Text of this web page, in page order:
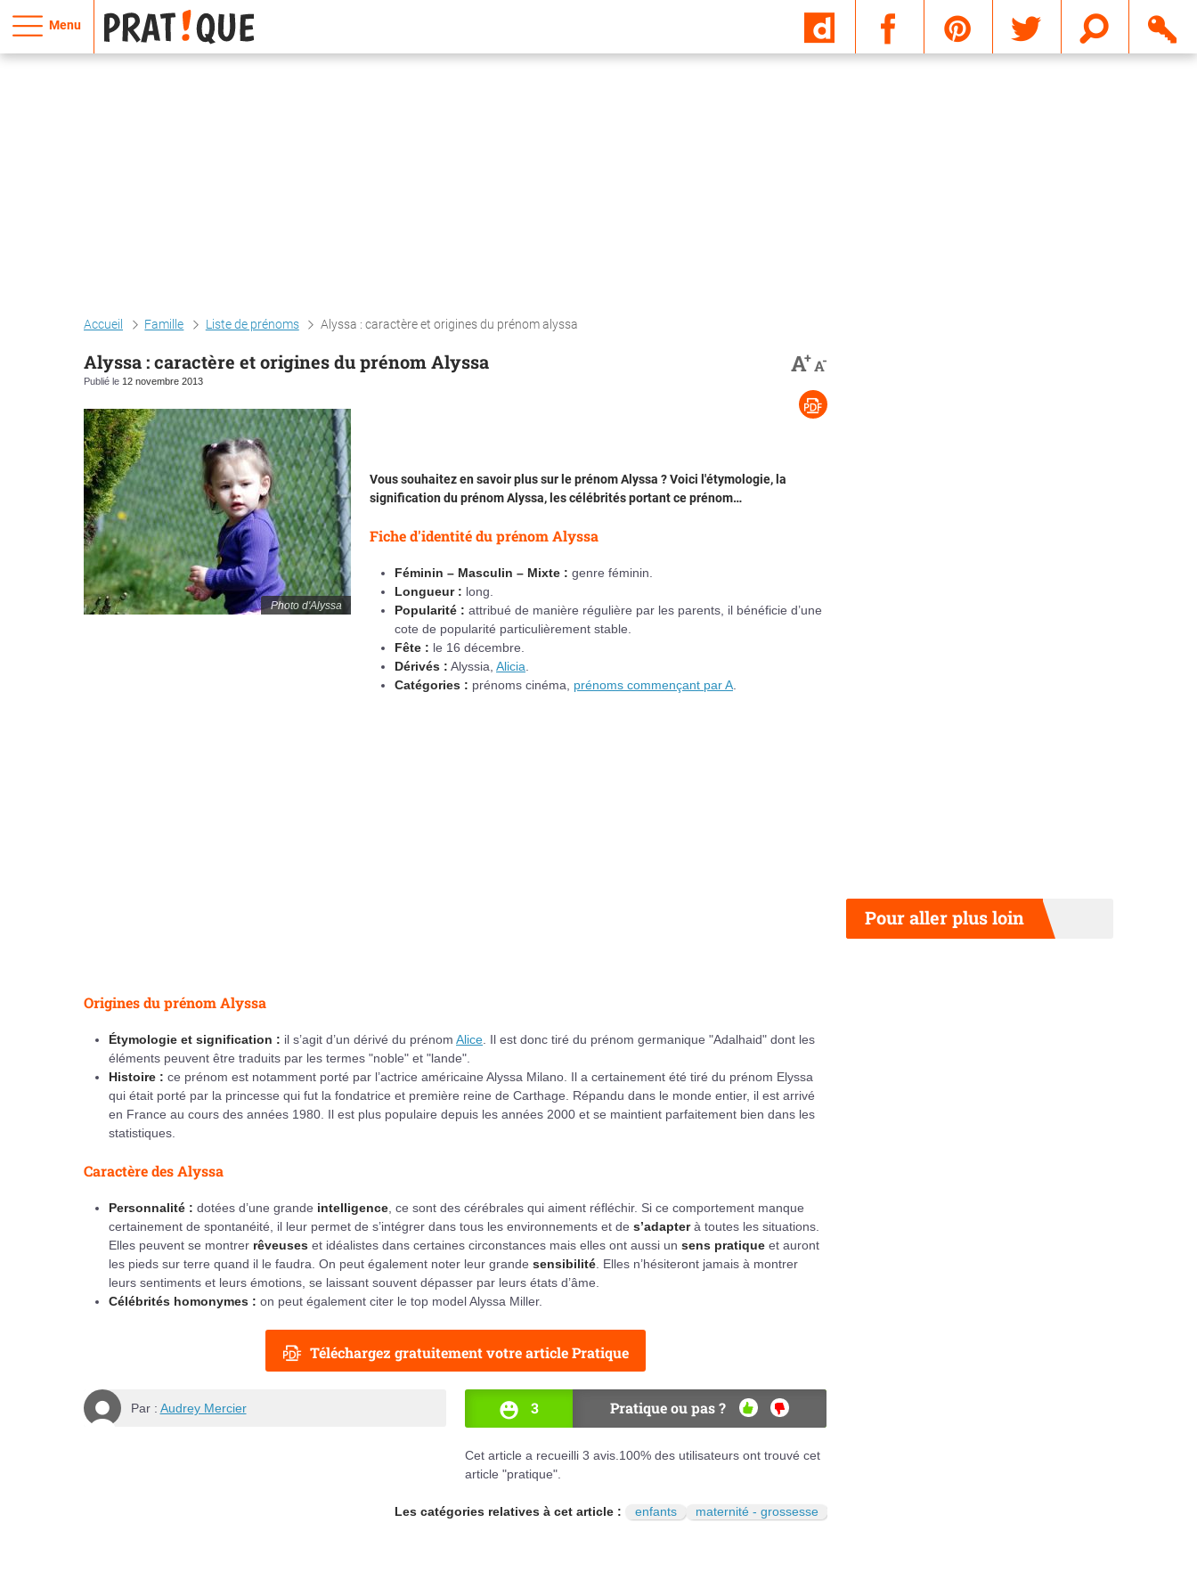
Menu
Accueil Famille Liste de prénoms Alyssa : caractère et origines du prénom alyssa
Alyssa : caractère et origines du prénom Alyssa
Publié le 12 novembre 2013
A+A-
Photo d'Alyssa
Vous souhaitez en savoir plus sur le prénom Alyssa ? Voici l'étymologie, la
signification du prénom Alyssa, les célébrités portant ce prénom…
Fiche d'identité du prénom Alyssa
Féminin – Masculin – Mixte : genre féminin.
Longueur : long.
Popularité : attribué de manière régulière par les parents, il bénéficie d’une
cote de popularité particulièrement stable.
Fête : le 16 décembre.
Dérivés : Alyssia, Alicia
Catégories : prénoms cinéma, prénoms commençant par A
Origines du prénom Alyssa
Étymologie et signification : il s’agit d’un dérivé du prénom Alice . Il est donc tiré du prénom germanique "Adalhaid" dont les
éléments peuvent être traduits par les termes "noble" et "lande".
Histoire : ce prénom est notamment porté par l’actrice américaine Alyssa Milano. Il a certainement été tiré du prénom Elyssa
qui était porté par la princesse qui fut la fondatrice et première reine de Carthage. Répandu dans le monde entier, il est arrivé
en France au cours des années 1980. Il est plus populaire depuis les années 2000 et se maintient parfaitement bien dans les
statistiques.
Caractère des Alyssa
Personnalité : dotées d’une grande intelligence , ce sont des cérébrales qui aiment réfléchir. Si ce comportement manque
certainement de spontanéité, il leur permet de s’intégrer dans tous les environnements et de s’adapterà toutes les situations.
Elles peuvent se montrer rêveuses et idéalistes dans certaines circonstances mais elles ont aussi un sens pratique et auront
les pieds sur terre quand il le faudra. On peut également noter leur grande sensibilité . Elles n’hésiteront jamais à montrer
leurs sentiments et leurs émotions, se laissant souvent dépasser par leurs états d’âme.
Célébrités homonymes : on peut également citer le top model Alyssa Miller.
Téléchargez gratuitement votre article Pratique
Par : Audrey Mercier 3 Pratique ou pas ?
OUI NON
Cet article a recueilli 3 avis. 100% des utilisateurs ont trouvé cet
article "pratique".
Les catégories relatives à cet article : enfants maternité - grossesse
Pour aller plus loin